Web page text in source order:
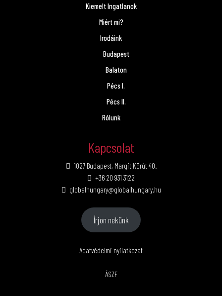
Kiemelt Ingatlanok
Miért mi?
Irodáink
Budapest
Balaton
Pécs I.
Pécs II.
Rólunk
Kapcsolat
1027 Budapest, Margit Körút 40.
+36 20 931 3122
globalhungary@globalhungary.hu
Írjon nekünk
Adatvédelmi nyilatkozat
ÁSZF